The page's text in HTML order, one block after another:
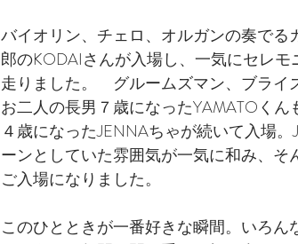
バイオリン、チェロ、オルガンの奏で
郎のKODAIさんが入場し、一気にセレ
走りました。　グルームズマン、ブラ
お二人の長男７歳になったYAMATOく
４歳になったJENNAちゃが続いて入場
ーンとしていた雰囲気が一気に和み、
ご入場になりました。
このひとときが一番好きな瞬間。いろ